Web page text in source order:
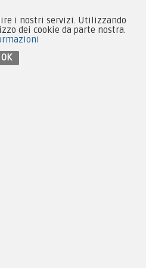
Facebook
i nostri servizi. Utilizzando
dei cookie da parte nostra.
OK